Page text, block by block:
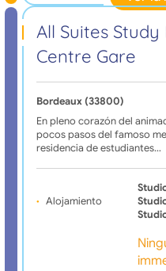
All Suites
Centre Gare
Bordeaux (33800)
En pleno corazón del
pocos pasos del famoso
residencia de estudiantes…
Alojamiento